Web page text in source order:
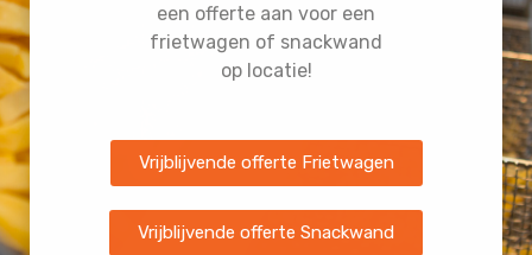
een offerte aan voor een
frietwagen of snackwand
op locatie!
Vrijblijvende offerte Frietwagen
Vrijblijvende offerte Snackwand